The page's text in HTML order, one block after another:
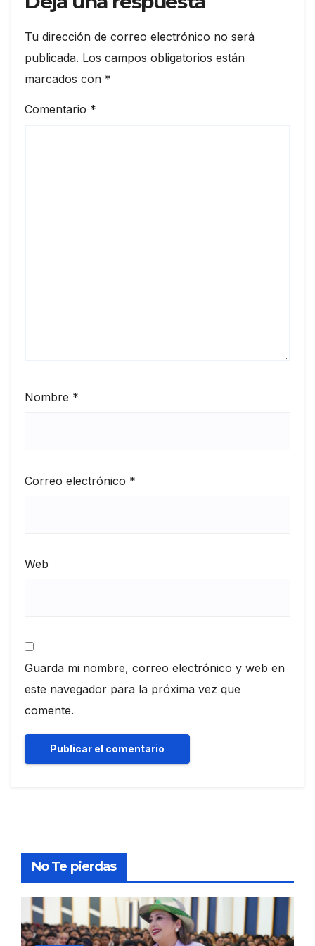
Tu dirección de correo electrónico no será
publicada. Los campos obligatorios están
marcados con *
Comentario *
Nombre *
Correo electrónico *
Web
Guarda mi nombre, correo electrónico y web en
este navegador para la próxima vez que
comente.
No Te pierdas